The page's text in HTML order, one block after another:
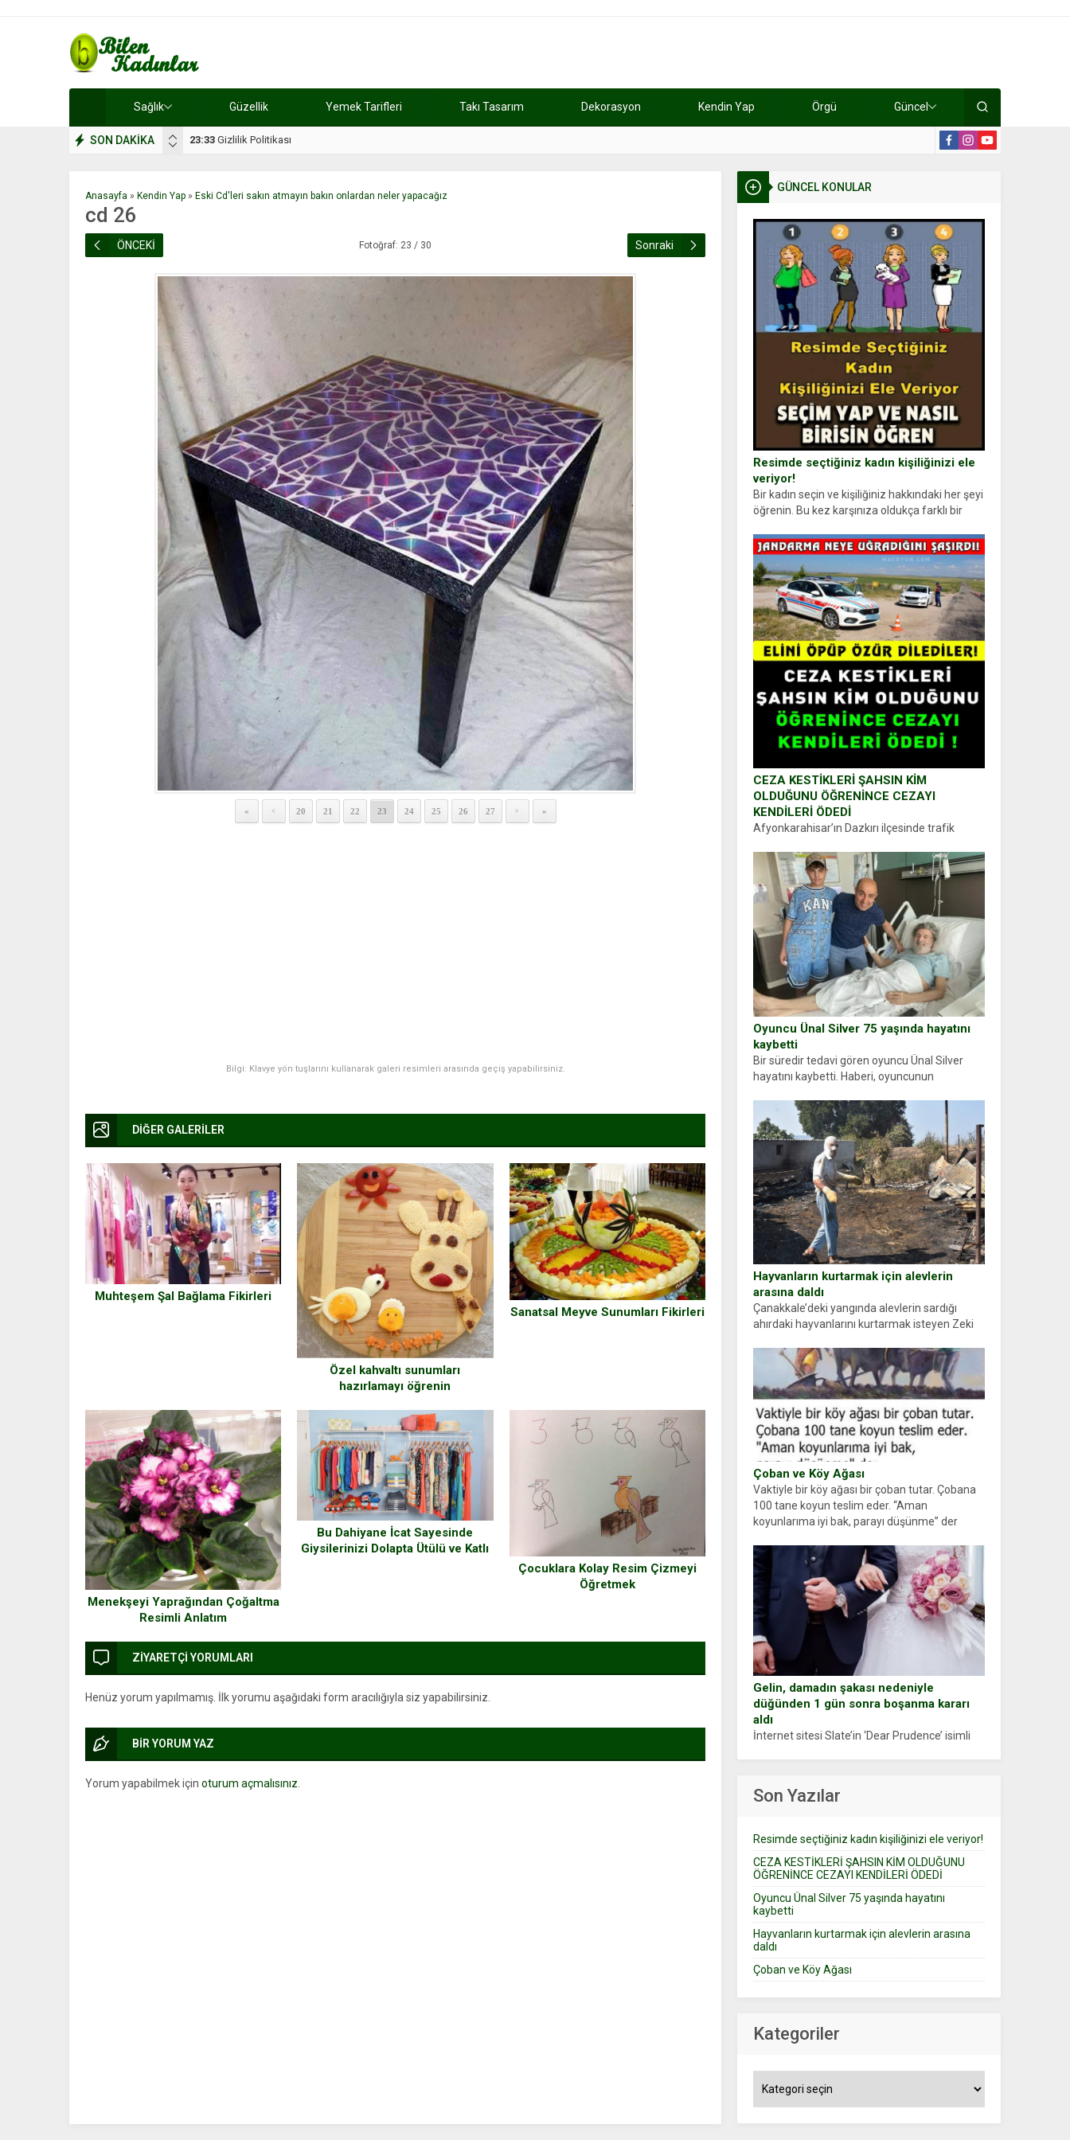
Sağlık Güzellik Yemek Tarifleri Takı Tasarım Dekorasyon Kendin Yap Örgü Güncel
SON DAKİKA 17:08 Dilan, düğününe 5 gün kala hayatını kaybetti
GÜNCEL KONULAR
Resimde seçtiğiniz kadın kişiliğinizi ele
veriyor!
Bir kadın seçin ve kişiliğiniz hakkındaki her şeyi
öğrenin. Bu kez karşınıza oldukça farklı bir
kadın figürlerinden dikkatinizi en...
CEZA KESTİKLERİ ŞAHSIN KİM
OLDUĞUNU ÖĞRENİNCE CEZAYI
KENDİLERİ ÖDEDİ
Afyonkarahisar’ın Dazkırı ilçesinde trafik
durdurdukları bir otomobilin sürücüsünden
ehliyet ve ruhsat sorup belgelerini istedi.
Sürücü Abdurrahman Ö.nün verdiği evraklarda
eksik olduğunu...
Oyuncu Ünal Silver 75 yaşında hayatını
kaybetti
Bir süredir tedavi gören oyuncu Ünal Silver
hayatını kaybetti. Haberi, oyuncunun
sosyal medya hesabında “Usta Oyuncumuz ve
çok değerli dostumuz...
Hayvanların kurtarmak için alevlerin
arasına daldı
Çanakkale’deki yangında alevlerin sardığı
ahırdaki hayvanlarını kurtarmak isteyen Zeki
ellerinde yanıklar oluşan Demir, kâbus dolu
anları anlattı… Merkeze bağlı...
Çoban ve Köy Ağası
Vaktiyle bir köy ağası bir çoban tutar. Çobana
100 tane koyun teslim eder. “Aman
koyunlarıma iyi bak, parayı düşünme” der
Gelin, damadın şakası nedeniyle
düğünden 1 gün sonra boşanma kararı
aldı
İnternet sitesi Slate’in ‘Dear Prudence’ isimli
Son Yazılar
Resimde seçtiğiniz kadın kişiliğinizi ele veriyor!
CEZA KESTİKLERİ ŞAHSIN KİM OLDUĞUNU
ÖĞRENİNCE CEZAYI KENDİLERİ ÖDEDİ
Oyuncu Ünal Silver 75 yaşında hayatını
kaybetti
Hayvanların kurtarmak için alevlerin arasına
daldı
Çoban ve Köy Ağası
Kategoriler
Anasayfa » Kendin Yap » Eski Cd'leri sakın atmayın bakın onlardan neler yapacağız
cd 26
ÖNCEKİ Fotoğraf: 23 / 30 Sonraki
« < 20 21 22 23 24 25 26 27 > »
Bilgi: Klavye yön tuşlarını kullanarak galeri resimleri arasında geçiş yapabilirsiniz.
DİĞER GALERİLER
Muhteşem Şal Bağlama Fikirleri
Özel kahvaltı sunumları
hazırlamayı öğrenin
Sanatsal Meyve Sunumları Fikirleri
Menekşeyi Yaprağından Çoğaltma
Resimli Anlatım
Bu Dahiyane İcat Sayesinde
Giysilerinizi Dolapta Ütülü ve Katlı
Çocuklara Kolay Resim Çizmeyi
Öğretmek
ZİYARETÇİ YORUMLARI
Henüz yorum yapılmamış. İlk yorumu aşağıdaki form aracılığıyla siz yapabilirsiniz.
BİR YORUM YAZ
Yorum yapabilmek için oturum açmalısınız